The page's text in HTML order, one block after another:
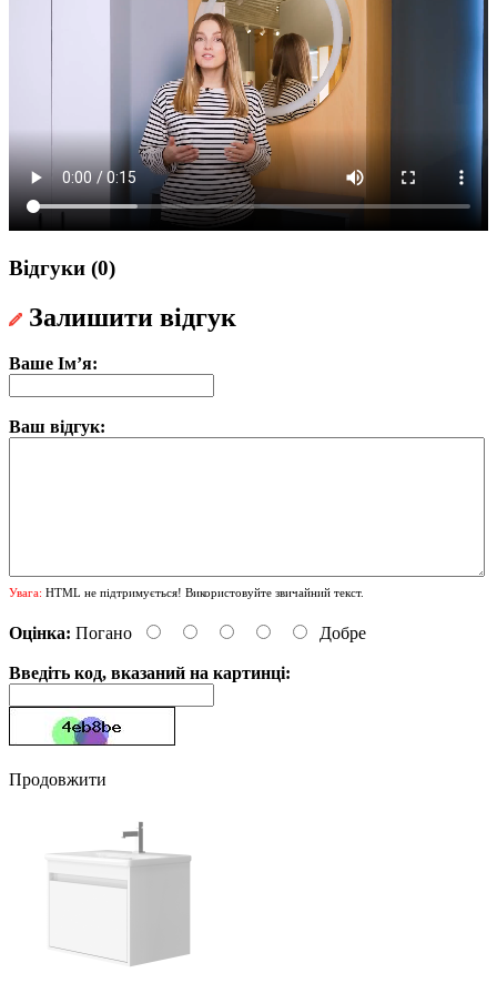
Відгуки (0)
Залишити відгук
Ваше Ім’я:
Ваш відгук:
Увага: HTML не підтримується! Використовуйте звичайний текст.
Оцінка: Погано Добре
Введіть код, вказаний на картинці:
Продовжити